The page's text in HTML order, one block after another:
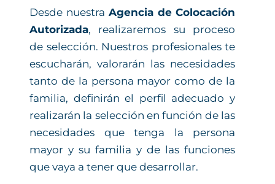
Desde nuestra Agencia de Colocación
Autorizada, realizaremos su proceso
de selección. Nuestros profesionales te
escucharán, valorarán las necesidades
tanto de la persona mayor como de la
familia, definirán el perfil adecuado y
realizarán la selección en función de las
necesidades que tenga la persona
mayor y su familia y de las funciones
que vaya a tener que desarrollar.